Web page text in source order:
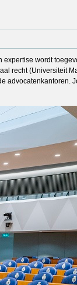
wordt
(Universiteit